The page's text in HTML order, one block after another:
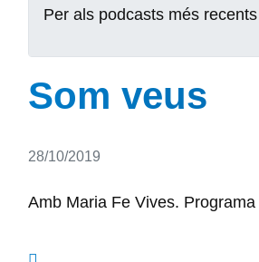
Per als podcasts més
Som veus
Detalls
28/10/2019
Amb Maria Fe Vives.